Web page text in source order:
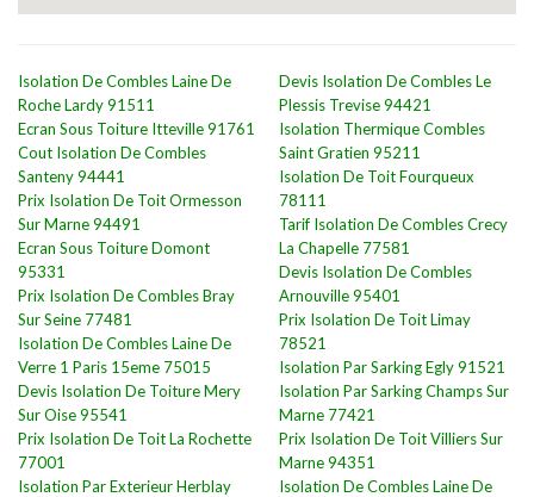
Isolation De Combles Laine De
Roche Lardy 91511
Ecran Sous Toiture Itteville 91761
Cout Isolation De Combles
Santeny 94441
Prix Isolation De Toit Ormesson
Sur Marne 94491
Ecran Sous Toiture Domont
95331
Prix Isolation De Combles Bray
Sur Seine 77481
Isolation De Combles Laine De
Verre 1 Paris 15eme 75015
Devis Isolation De Toiture Mery
Sur Oise 95541
Prix Isolation De Toit La Rochette
77001
Isolation Par Exterieur Herblay
Devis Isolation De Combles Le
Plessis Trevise 94421
Isolation Thermique Combles
Saint Gratien 95211
Isolation De Toit Fourqueux
78111
Tarif Isolation De Combles Crecy
La Chapelle 77581
Devis Isolation De Combles
Arnouville 95401
Prix Isolation De Toit Limay
78521
Isolation Par Sarking Egly 91521
Isolation Par Sarking Champs Sur
Marne 77421
Prix Isolation De Toit Villiers Sur
Marne 94351
Isolation De Combles Laine De